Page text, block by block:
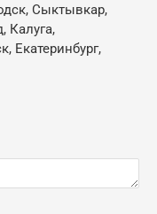
Сыктывкар,
Калуга,
Екатеринбург,